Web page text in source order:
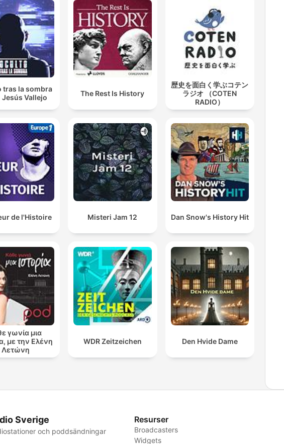
tras la sombra
Jesús Vallejo
The Rest Is History
歴史を面白く学ぶコテン
ラジオ （COTEN
RADIO）
de l'Histoire Misteri Jam 12 Dan Snow's History Hit
γωνία μια
με την Ελένη
Λετώνη
WDR Zeitzeichen Den Hvide Dame
Sverige
och poddsändningar
Resurser
Broadcasters
Widgets